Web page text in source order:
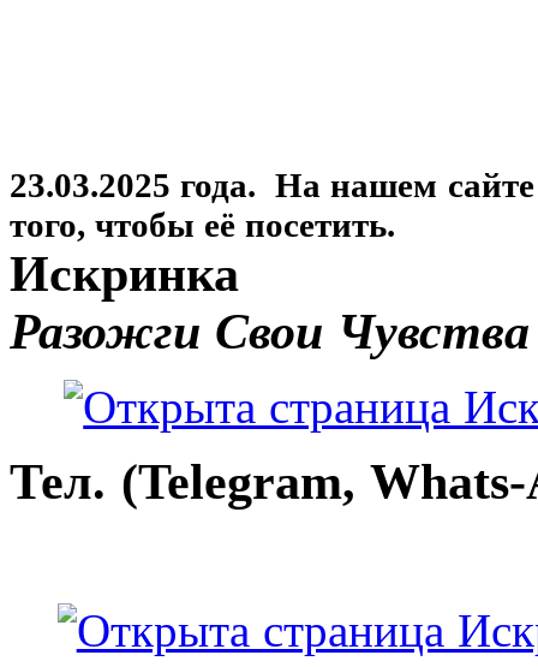
23.03.2025 года. На нашем
того, чтобы её посетить.
Искринка
Разожги Свои Чувства
Тел. (Telegram,